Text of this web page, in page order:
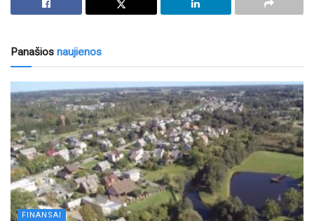
Panašios naujienos
FINANSAI